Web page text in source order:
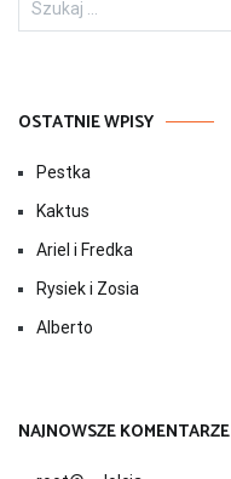
OSTATNIE WPISY
Pestka
Kaktus
Ariel i Fredka
Rysiek i Zosia
Alberto
NAJNOWSZE KOMENTARZE